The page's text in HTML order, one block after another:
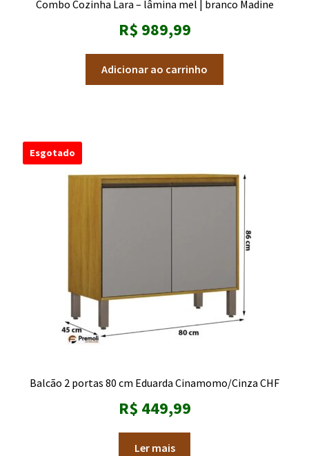
Combo Cozinha Lara – lâmina mel | branco Madine
R$ 989,99
Adicionar ao carrinho
Esgotado
Balcão 2 portas 80 cm Eduarda Cinamomo/Cinza CHF
R$ 449,99
Ler mais